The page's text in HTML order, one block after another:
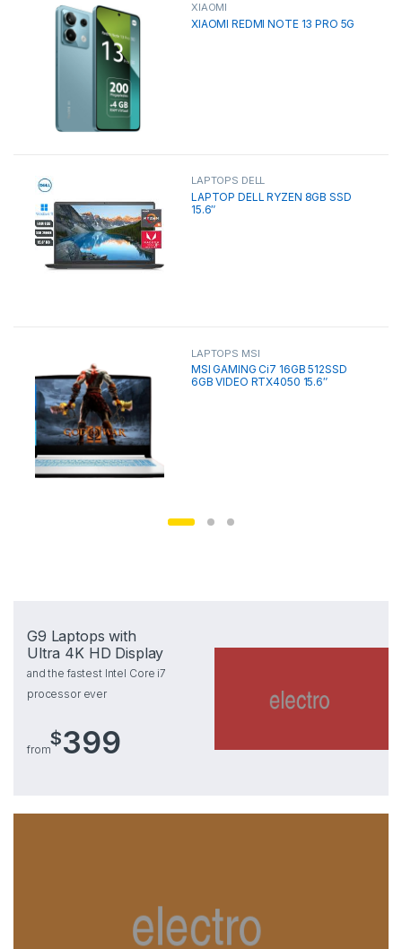
XIAOMI
XIAOMI REDMI NOTE 13 PRO 5G
LAPTOPS DELL
LAPTOP DELL RYZEN 8GB SSD
15.6″
LAPTOPS MSI
MSI GAMING Ci7 16GB 512SSD
6GB VIDEO RTX4050 15.6″
G9 Laptops with
Ultra 4K HD Display
and the fastest Intel Core i7
processor ever
from
$399